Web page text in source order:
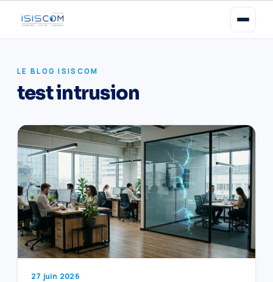
LE BLOG ISISCOM
test intrusion
27 juin 2026